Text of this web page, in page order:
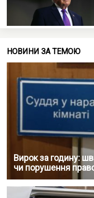
НОВИНИ ЗА ТЕМОЮ
Вирок за годину:
чи порушення